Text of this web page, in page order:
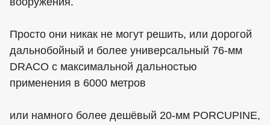
Просто они никак не могут решить, или дорогой
дальнобойный и более универсальный 76-мм
DRACO с максимальной дальностью
применения в 6000 метров
или намного более дешёвый 20-мм PORCUPINE,